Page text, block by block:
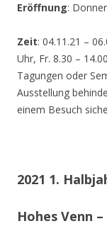
Eröffnung:
Zeit: 04.11.21 –
Uhr, Fr. 8.30 –
Tagungen oder
Ausstellung
einem Besuch
2021 1.
Hohes Venn